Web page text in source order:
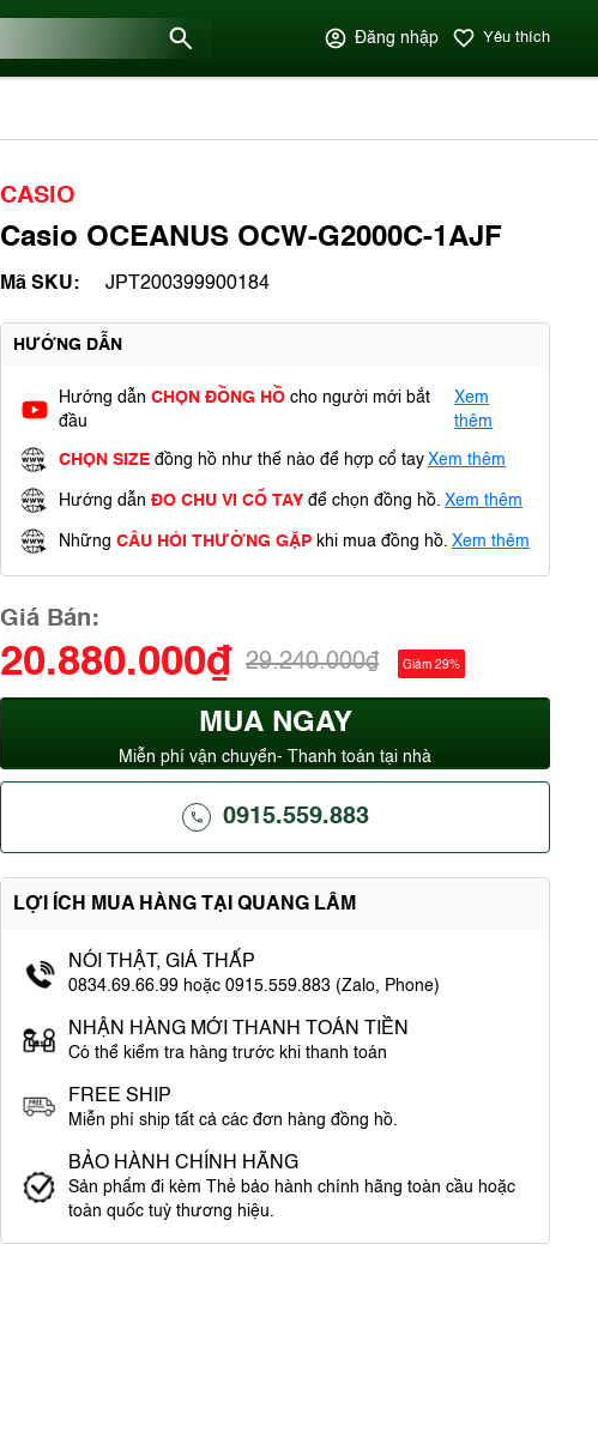
Đăng nhập Yêu thích
CASIO
Casio OCEANUS OCW-G2000C-1AJF
Mã SKU: JPT200399900184
HƯỚNG DẪN
Hướng dẫn CHỌN ĐỒNG HỒ cho người mới bắt
đầu
Xem
thêm
CHỌN SIZE đồng hồ như thế nào để hợp cổ tay Xem thêm
Hướng dẫn ĐO CHU VI CỔ TAY để chọn đồng hồ. Xem thêm
Những CÂU HỎI THƯỜNG GẶP khi mua đồng hồ. Xem thêm
Giá Bán:
20.880.000₫ 29.240.000₫ Giảm 29%
MUA NGAY
Miễn phí vận chuyển- Thanh toán tại nhà
0915.559.883
LỢI ÍCH MUA HÀNG TẠI QUANG LÂM
NÓI THẬT, GIÁ THẤP
0834.69.66.99 hoặc 0915.559.883 (Zalo, Phone)
NHẬN HÀNG MỚI THANH TOÁN TIỀN
Có thể kiểm tra hàng trước khi thanh toán
FREE SHIP
Miễn phí ship tất cả các đơn hàng đồng hồ.
BẢO HÀNH CHÍNH HÃNG
Sản phẩm đi kèm Thẻ bảo hành chính hãng toàn cầu hoặc
toàn quốc tuỳ thương hiệu.